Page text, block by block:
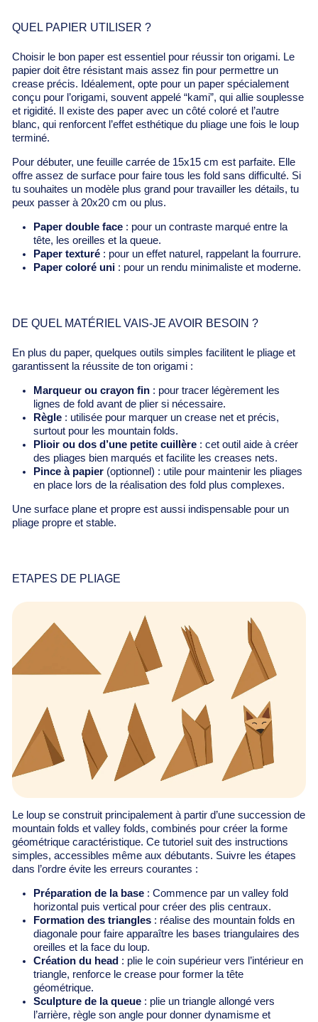
QUEL PAPIER UTILISER ?
Choisir le bon paper est essentiel pour réussir ton origami. Le
papier doit être résistant mais assez fin pour permettre un
crease précis. Idéalement, opte pour un paper spécialement
conçu pour l’origami, souvent appelé “kami”, qui allie souplesse
et rigidité. Il existe des paper avec un côté coloré et l’autre
blanc, qui renforcent l’effet esthétique du pliage une fois le loup
terminé.
Pour débuter, une feuille carrée de 15x15 cm est parfaite. Elle
offre assez de surface pour faire tous les fold sans difficulté. Si
tu souhaites un modèle plus grand pour travailler les détails, tu
peux passer à 20x20 cm ou plus.
Paper double face : pour un contraste marqué entre la
tête, les oreilles et la queue.
Paper texturé : pour un effet naturel, rappelant la fourrure.
Paper coloré uni : pour un rendu minimaliste et moderne.
DE QUEL MATÉRIEL VAIS-JE AVOIR BESOIN ?
En plus du paper, quelques outils simples facilitent le pliage et
garantissent la réussite de ton origami :
Marqueur ou crayon fin : pour tracer légèrement les
lignes de fold avant de plier si nécessaire.
Règle : utilisée pour marquer un crease net et précis,
surtout pour les mountain folds.
Plioir ou dos d’une petite cuillère : cet outil aide à créer
des pliages bien marqués et facilite les creases nets.
Pince à papier (optionnel) : utile pour maintenir les pliages
en place lors de la réalisation des fold plus complexes.
Une surface plane et propre est aussi indispensable pour un
pliage propre et stable.
ETAPES DE PLIAGE
Le loup se construit principalement à partir d’une succession de
mountain folds et valley folds, combinés pour créer la forme
géométrique caractéristique. Ce tutoriel suit des instructions
simples, accessibles même aux débutants. Suivre les étapes
dans l’ordre évite les erreurs courantes :
Préparation de la base : Commence par un valley fold
horizontal puis vertical pour créer des plis centraux.
Formation des triangles : réalise des mountain folds en
diagonale pour faire apparaître les bases triangulaires des
oreilles et la face du loup.
Création du head : plie le coin supérieur vers l’intérieur en
triangle, renforce le crease pour former la tête
géométrique.
Sculpture de la queue : plie un triangle allongé vers
l’arrière, règle son angle pour donner dynamisme et